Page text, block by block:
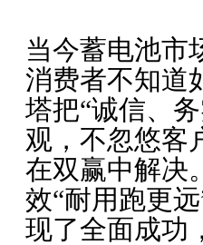
当今蓄电池市
消费者不知道
塔把“诚信、
观，不忽悠客
在双赢中解决
效“耐用跑更
现了全面成功